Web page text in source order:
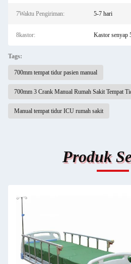
7Waktu Pengiriman: 5-7 hari
8kastor: Kastor senyap
Tags:
700mm tempat tidur pasien manual
700mm 3 Crank Manual Rumah Sakit Tempat
Manual tempat tidur ICU rumah sakit
Produk